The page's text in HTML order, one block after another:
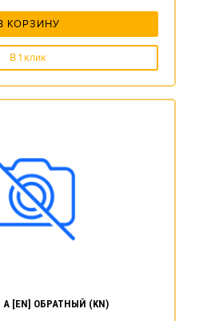
КОРЗИНУ
В 1 клик
А [EN] ОБРАТНЫЙ (KN)